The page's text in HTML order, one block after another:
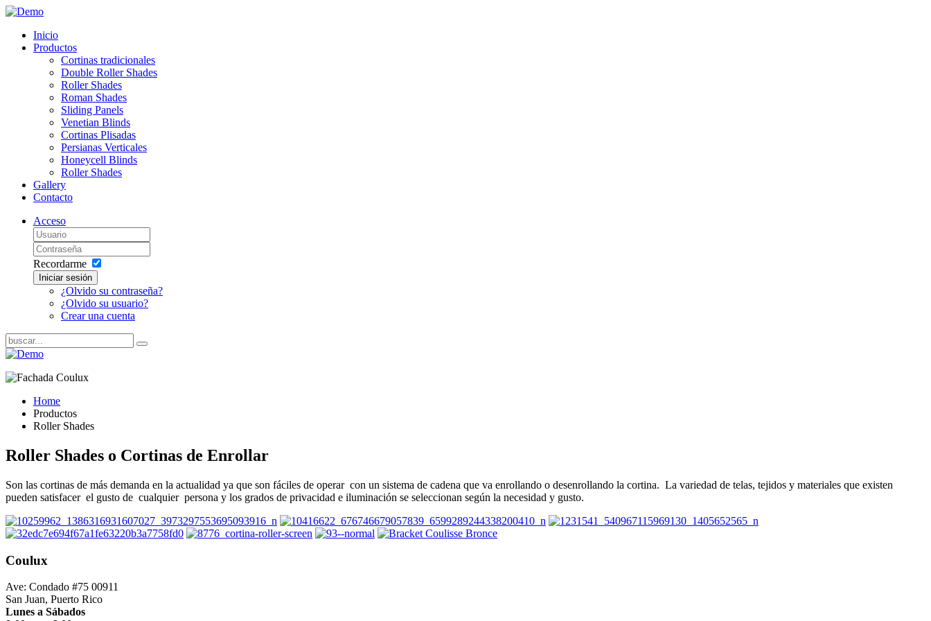
Inicio
Productos
Cortinas tradicionales
Double Roller Shades
Roller Shades
Roman Shades
Sliding Panels
Venetian Blinds
Cortinas Plisadas
Persianas Verticales
Honeycell Blinds
Roller Shades
Gallery
Contacto
Acceso
Recordarme
Iniciar sesión
¿Olvido su contraseña?
¿Olvido su usuario?
Crear una cuenta
Home
Productos
Roller Shades
Roller Shades o Cortinas de Enrollar
Son las cortinas de más demanda en la actualidad ya que son fáciles de operar con un sistema de cadena que va enrollando o desenrollando la cortina. La variedad de telas, tejidos y materiales que existen
pueden satisfacer el gusto de cualquier persona y los grados de privacidad e iluminación se seleccionan según la necesidad y gusto.
Coulux
Ave: Condado #75 00911
San Juan, Puerto Rico
Lunes a Sábados